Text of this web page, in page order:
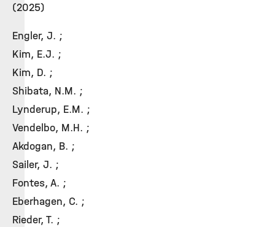
(2025)
Engler, J. ;
Kim, E.J. ;
Kim, D. ;
Shibata, N.M. ;
Lynderup, E.M. ;
Vendelbo, M.H. ;
Akdogan, B. ;
Sailer, J. ;
Fontes, A. ;
Eberhagen, C. ;
Rieder, T. ;